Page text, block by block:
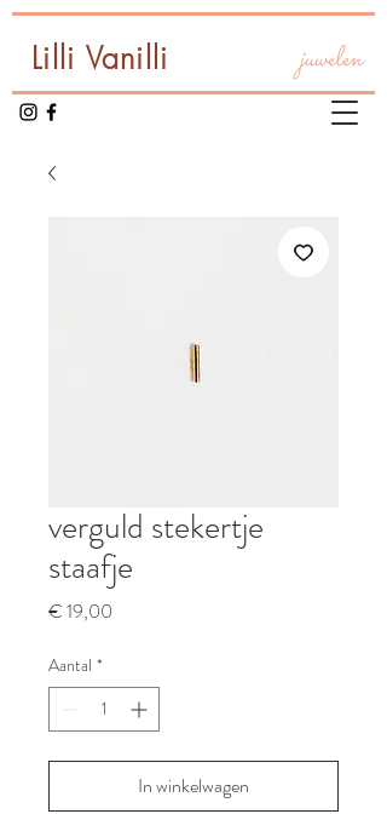
Lilli Vanilli juwelen
verguld stekertje
staafje
€ 19,00
Aantal *
In winkelwagen